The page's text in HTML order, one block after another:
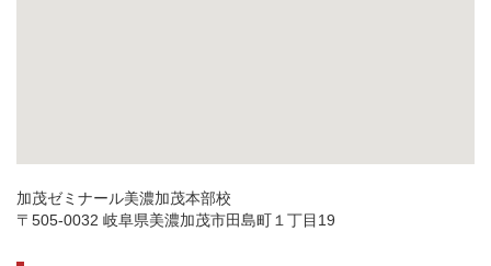
加茂ゼミナール美濃加茂本部校
〒505-0032 岐阜県美濃加茂市田島町１丁目19